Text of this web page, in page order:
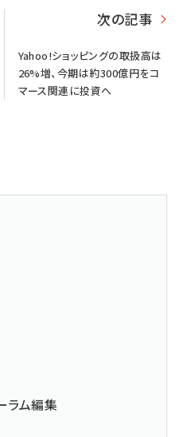
次の記事
Yahoo!ショッピングの取扱高は
26%増、今期は約300億円をコ
マース関連に投資へ
ラム編集